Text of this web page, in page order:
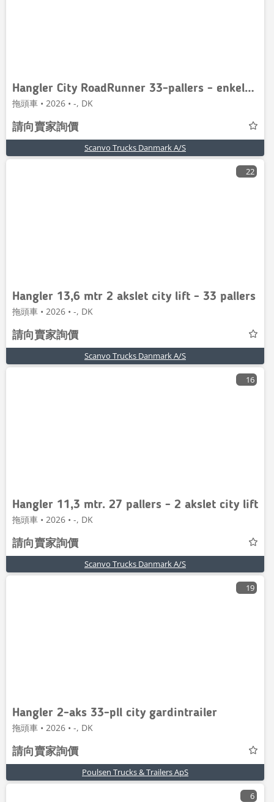
Hangler City RoadRunner 33-pallers - enkelt monteret
拖頭車 • 2026 • -, DK
請向賣家詢價
Scanvo Trucks Danmark A/S
22
Hangler 13,6 mtr 2 akslet city lift - 33 pallers
拖頭車 • 2026 • -, DK
請向賣家詢價
Scanvo Trucks Danmark A/S
16
Hangler 11,3 mtr. 27 pallers - 2 akslet city lift
拖頭車 • 2026 • -, DK
請向賣家詢價
Scanvo Trucks Danmark A/S
19
Hangler 2-aks 33-pll city gardintrailer
拖頭車 • 2026 • -, DK
請向賣家詢價
Poulsen Trucks & Trailers ApS
6